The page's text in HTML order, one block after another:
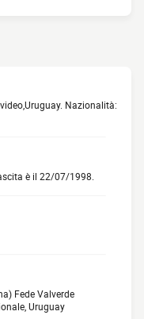
Nazionalità:
è il 22/07/1998.
Fede Valverde
Uruguay